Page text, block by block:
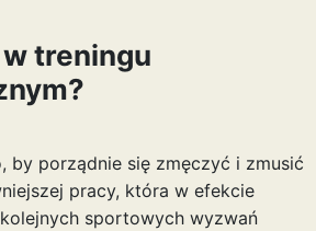
treningu
by porządnie się zmęczyć i zmusić
pracy, która w efekcie
sportowych wyzwań